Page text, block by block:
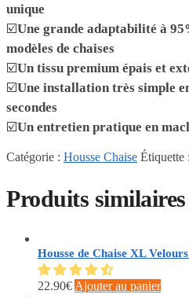
unique
☑️Une grande adaptabilité à
modèles de chaises
☑️Un tissu premium épais et
☑️Une installation très simple
secondes
☑️Un entretien pratique en
Catégorie : Housse Chaise Étiquette :
Produits similaires
Housse de Chaise XL
22.90€Ajouter au panier